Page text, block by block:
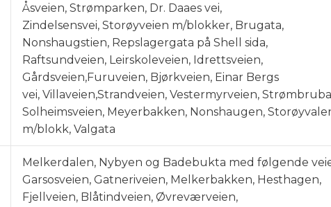
Åsveien, Strømparken, Dr. Daaes vei,
Zindelsensvei, Storøyveien m/blokker, Brugata,
Nonshaugstien, Repslagergata på Shell sida,
Raftsundveien, Leirskoleveien, Idrettsveien,
Gårdsveien,Furuveien, Bjørkveien, Einar Bergs
vei, Villaveien,Strandveien, Vestermyrveien,
Solheimsveien, Meyerbakken, Nonshaugen,
m/blokk, Valgata
Melkerdalen, Nybyen og Badebukta med følgende
Garsosveien, Gatneriveien, Melkerbakken, Hesthagen,
Fjellveien, Blåtindveien, Øvreværveien,